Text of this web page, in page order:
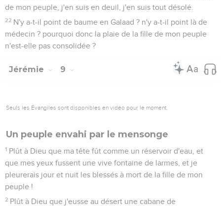
de mon peuple, j'en suis en deuil, j'en suis tout désolé.
22 N'y a-t-il point de baume en Galaad ? n'y a-t-il point là de
médecin ? pourquoi donc la plaie de la fille de mon peuple
n'est-elle pas consolidée ?
Jérémie 9
Seuls les Évangiles sont disponibles en vidéo pour le moment.
Un peuple envahi par le mensonge
1 Plût à Dieu que ma tête fût comme un réservoir d'eau, et
que mes yeux fussent une vive fontaine de larmes, et je
pleurerais jour et nuit les blessés à mort de la fille de mon
peuple !
2 Plût à Dieu que j'eusse au désert une cabane de